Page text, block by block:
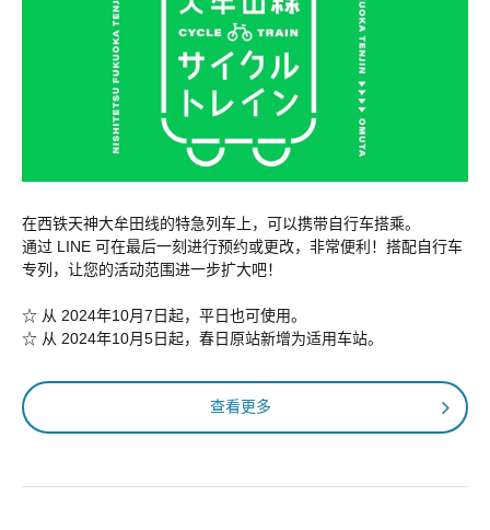
在西铁天神大牟田线的特急列车上，可以携带自行车搭乘。
通过 LINE 可在最后一刻进行预约或更改，非常便利！搭配自行车
专列，让您的活动范围进一步扩大吧！
☆ 从 2024年10月7日起，平日也可使用。
☆ 从 2024年10月5日起，春日原站新增为适用车站。
查看更多